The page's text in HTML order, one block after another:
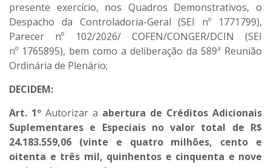
presente exercício, nos Quadros Demonstrativos, o
Despacho da Controladoria-Geral (SEI nº 1771799),
Parecer nº 102/2026/ COFEN/CONGER/DCIN (SEI
nº 1765895), bem como a deliberação da 589ª Reunião
Ordinária de Plenário;
DECIDEM:
Art. 1º Autorizar a abertura de Créditos Adicionais
Suplementares e Especiais no valor total de R$
24.183.559,06 (vinte e quatro milhões, cento e
oitenta e três mil, quinhentos e cinquenta e nove